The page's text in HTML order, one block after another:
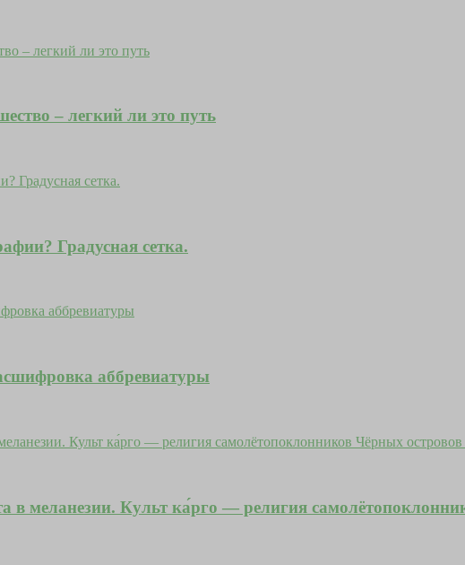
– легкий ли это путь
Градусная сетка.
аббревиатуры
в меланезии. Культ ка́рго — религия